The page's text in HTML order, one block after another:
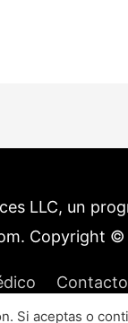
LLC, un
Copyright ©
Contacto
Si aceptas o